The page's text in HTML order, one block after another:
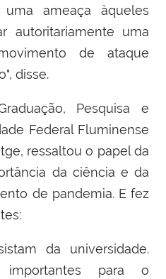
ameaça àqueles
autoritariamente uma
de ataque
disse.
Pesquisa e
Federal Fluminense
ressaltou o papel da
da ciência e da
de pandemia. E fez
da universidade.
para o